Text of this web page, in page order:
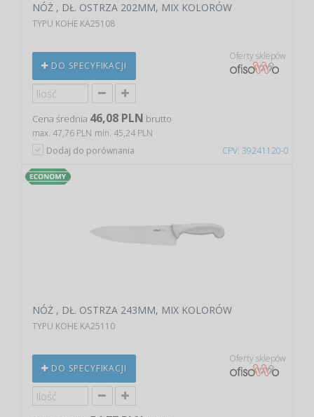
CPV: 39241120-0
NÓŻ , DŁ. OSTRZA 202MM, MIX KOLORÓW
TYPU KOHE KA25108
DO SPECYFIKACJI
Oferty sklepów
Cena średnia 46,08 PLN brutto
max. 47,76 PLN min. 45,24 PLN
Dodaj do porównania
NÓŻ , DŁ. OSTRZA 243MM, MIX KOLORÓW
TYPU KOHE KA25110
DO SPECYFIKACJI
Oferty sklepów